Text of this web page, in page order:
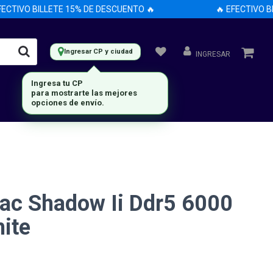
BILLETE 15% DE DESCUENTO 🔥 🔥 EFECTIVO
Ingresar CP y ciudad INGRESAR
Shadow Ii Ddr5 6000
Ingresa tu CP
para mostrarte las mejores
opciones de envío.